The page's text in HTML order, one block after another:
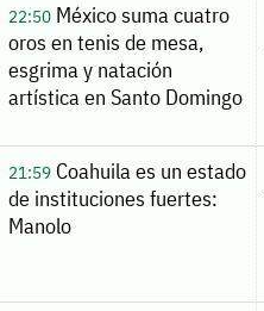
22:50México suma cuatro
oros en tenis de mesa,
esgrima y natación
artística en Santo Domingo
21:59Coahuila es un estado
de instituciones fuertes:
Manolo